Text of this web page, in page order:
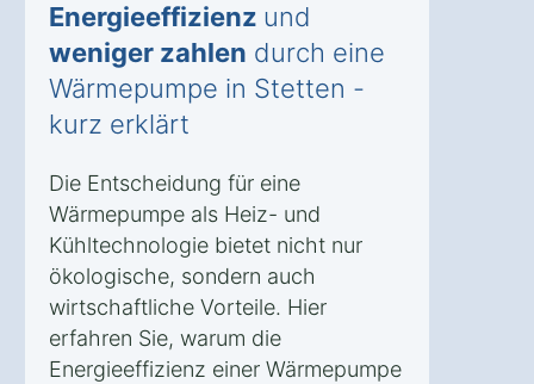
Energieeffizienz und
weniger zahlen durch eine
Wärmepumpe in Stetten -
kurz erklärt
Die Entscheidung für eine
Wärmepumpe als Heiz- und
Kühltechnologie bietet nicht nur
ökologische, sondern auch
wirtschaftliche Vorteile. Hier
erfahren Sie, warum die
Energieeffizienz einer Wärmepumpe